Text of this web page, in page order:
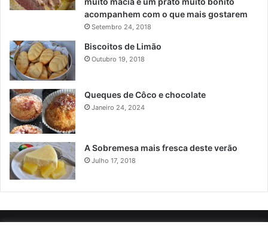
acompanhem com o que mais gostarem
Setembro 24, 2018
Biscoitos de Limão
Outubro 19, 2018
Queques de Côco e chocolate
Janeiro 24, 2024
A Sobremesa mais fresca deste verão
Julho 17, 2018